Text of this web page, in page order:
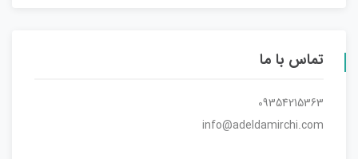
تماس با ما
09354215363
info@adeldamirchi.com